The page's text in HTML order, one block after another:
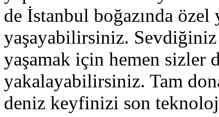
de İstanbul boğazında
yaşayabilirsiniz.
yaşamak için hemen sizler
yakalayabilirsiniz. Tam
deniz keyfinizi son